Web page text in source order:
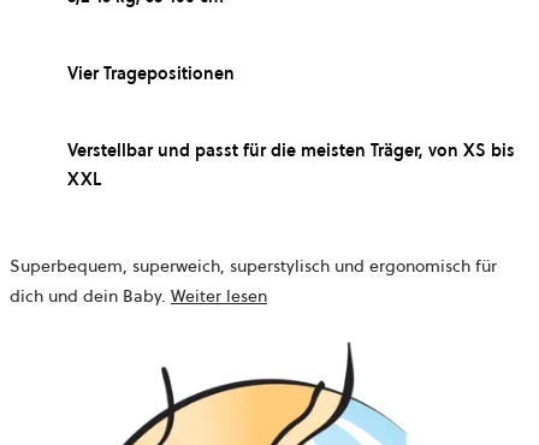
Vier Tragepositionen
Verstellbar und passt für die meisten Träger, von XS bis
XXL
Superbequem, superweich, superstylisch und ergonomisch für
dich und dein Baby. Weiter lesen